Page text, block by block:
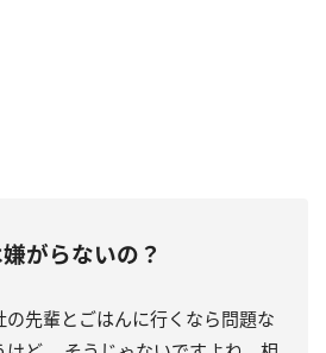
がらないの？
の先輩とごはんに行くなら問題な